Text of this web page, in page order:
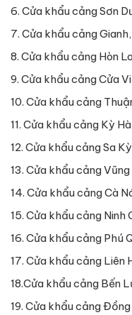
6. Cửa khẩu cảng Sơn
7. Cửa khẩu cảng
8. Cửa khẩu cảng Hòn
9. Cửa khẩu cảng Cửa
10. Cửa khẩu cảng
11. Cửa khẩu cảng Kỳ
12. Cửa khẩu cảng Sa
13. Cửa khẩu cảng
14. Cửa khẩu cảng Cà
15. Cửa khẩu cảng Ninh
16. Cửa khẩu cảng Phú
17. Cửa khẩu cảng Liên
18.Cửa khẩu cảng Bến
19. Cửa khẩu cảng